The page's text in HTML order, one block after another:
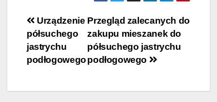
Nawigacja
wpisu
Przegląd zalecanych do
zakupu mieszanek do
półsuchego jastrychu
podłogowego
Urządzenie
półsuchego
jastrychu
podłogowego